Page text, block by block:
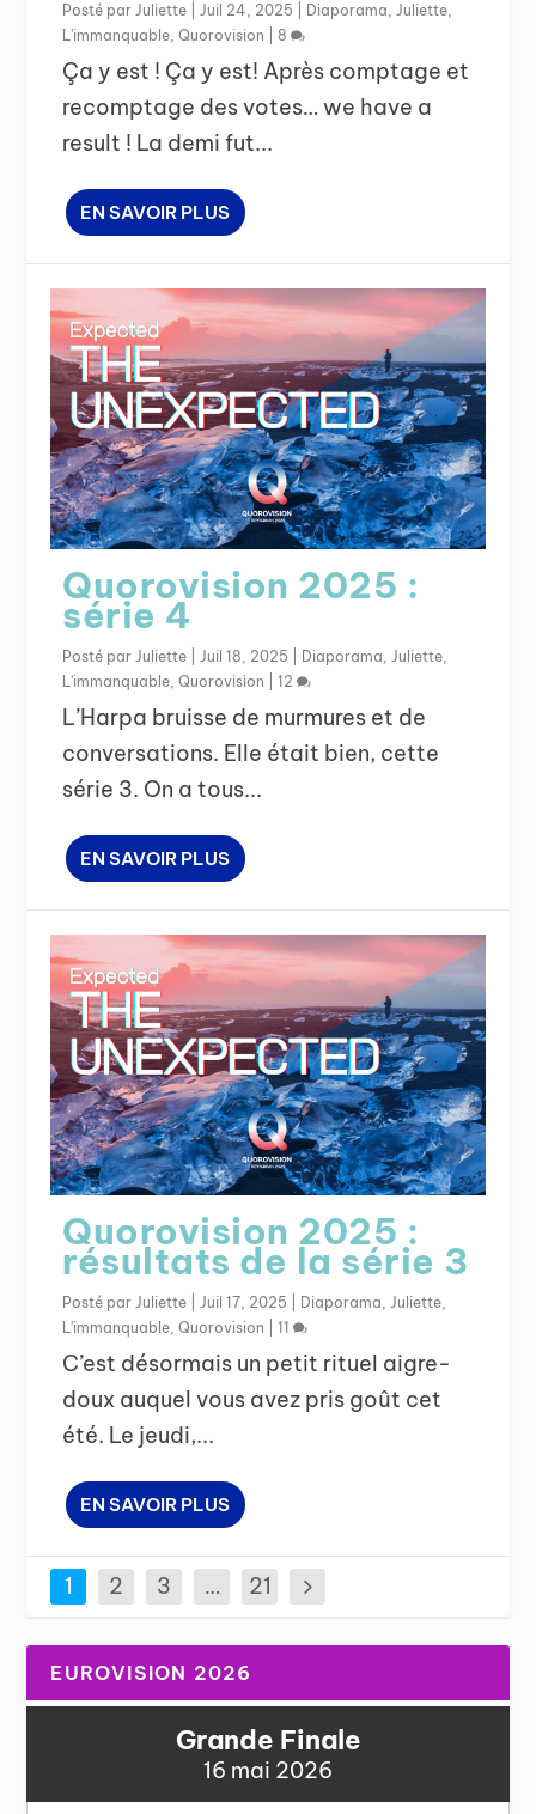
Posté parJuliette |Juil 24, 2025 Diaporama,Juliette,
L'immanquable,Quorovision |8
Ça y est ! Ça y est! Après comptage et
recomptage des votes… we have a
result ! La demi fut...
EN SAVOIR PLUS
Quorovision 2025 :
série 4
Posté parJuliette |Juil 18, 2025 Diaporama,Juliette,
L'immanquable,Quorovision |12
L’Harpa bruisse de murmures et de
conversations. Elle était bien, cette
série 3. On a tous...
EN SAVOIR PLUS
Quorovision 2025 :
résultats de la série 3
Posté par Juliette Juil 17, 2025 Diaporama Juliette
L'immanquable ,Quorovision |11
C’est désormais un petit rituel aigre-
doux auquel vous avez pris goût cet
été. Le jeudi,...
EN SAVOIR PLUS
1 2 3 … 21
EUROVISION 2026
Grande Finale
16 mai 2026